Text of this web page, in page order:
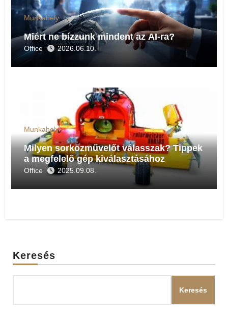
Munkahely
Miért ne bízzunk mindent az AI-ra?
Office 2026.06.10.
Munkahely
Milyen sorközművelőt válasszak? Tippek
a megfelelő gép kiválasztásához
Office 2025.09.08.
Keresés
Keresés